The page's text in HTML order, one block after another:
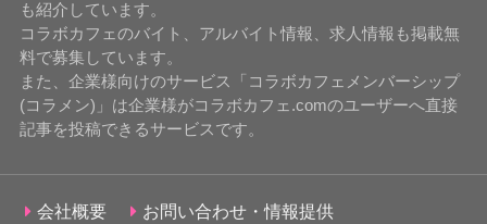
も紹介しています。
コラボカフェのバイト、アルバイト情報、求人情報も掲載無
料で募集しています。
また、企業様向けのサービス「コラボカフェメンバーシップ
(コラメン)」は企業様がコラボカフェ.comのユーザーへ直接
記事を投稿できるサービスです。
会社概要 お問い合わせ・情報提供